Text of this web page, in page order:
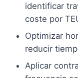
identificar
coste por
Optimizar
reducir
Aplicar